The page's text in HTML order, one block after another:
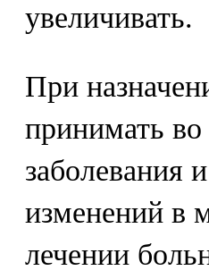
увеличивать.
При
принимать
заболевания
изменений в
лечении